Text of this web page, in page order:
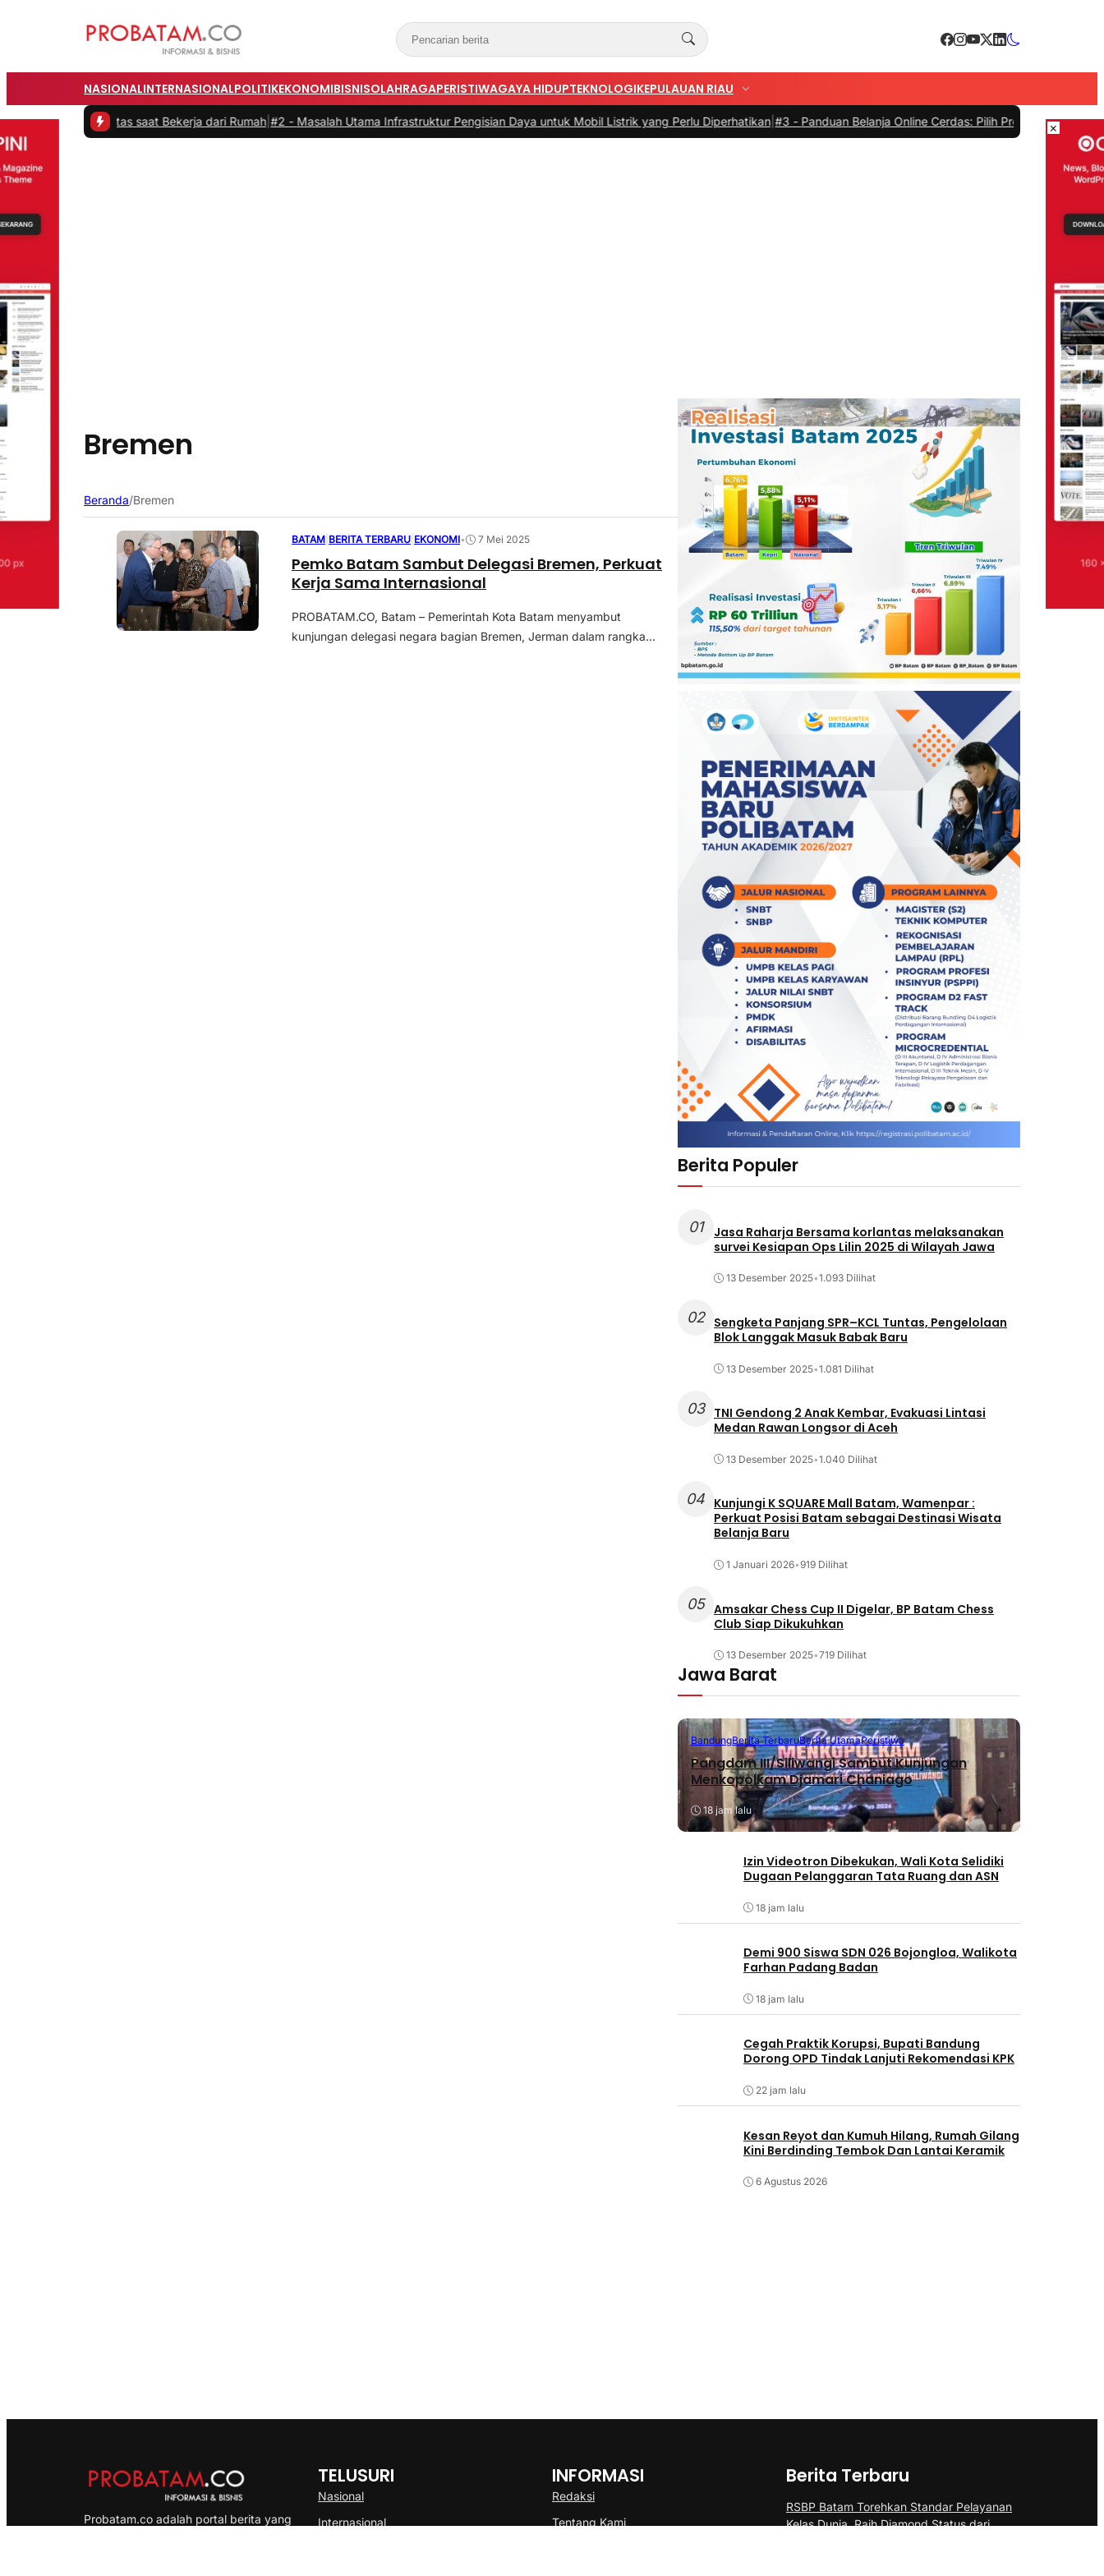
NASIONALINTERNASIONALPOLITIKEKONOMIBISNISOLAHRAGAPERISTIWAGAYA HIDUPTEKNOLOGIKEPULAUAN RIAU
saat Bekerja dari Rumah|#2 -Masalah Utama Infrastruktur Pengisian Daya untuk Mobil Listrik yang Perlu Diperhatikan|#3 -Panduan Belanja Online Cerdas: Pilih Produk dengan Bijak dan
Bremen
Beranda/Bremen
BATAM BERITA TERBARU EKONOMI• 7 Mei 2025
Pemko Batam Sambut Delegasi Bremen, Perkuat
Kerja Sama Internasional
PROBATAM.CO, Batam – Pemerintah Kota Batam menyambut
kunjungan delegasi negara bagian Bremen, Jerman dalam rangka...
Berita Populer
01
Jasa Raharja Bersama korlantas melaksanakan
survei Kesiapan Ops Lilin 2025 di Wilayah Jawa
13 Desember 2025•1.093 Dilihat
02
Sengketa Panjang SPR–KCL Tuntas, Pengelolaan
Blok Langgak Masuk Babak Baru
13 Desember 2025•1.081 Dilihat
03
TNI Gendong 2 Anak Kembar, Evakuasi Lintasi
Medan Rawan Longsor di Aceh
13 Desember 2025•1.040 Dilihat
04 Kunjungi K SQUARE Mall Batam, Wamenpar :
Perkuat Posisi Batam sebagai Destinasi Wisata
Belanja Baru
1 Januari 2026•919 Dilihat
05 Amsakar Chess Cup II Digelar, BP Batam Chess
Club Siap Dikukuhkan
13 Desember 2025•719 Dilihat
Jawa Barat
BandungBerita TerbaruBerita UtamaPeristiwa
Pangdam III/Siliwangi Sambut Kunjungan
Menkopolkam Djamari Chaniago
18 jam lalu
Izin Videotron Dibekukan, Wali Kota Selidiki
Dugaan Pelanggaran Tata Ruang dan ASN
18 jam lalu
Demi 900 Siswa SDN 026 Bojongloa, Walikota
Farhan Padang Badan
18 jam lalu
Cegah Praktik Korupsi, Bupati Bandung
Dorong OPD Tindak Lanjuti Rekomendasi KPK
22 jam lalu
Kesan Reyot dan Kumuh Hilang, Rumah Gilang
Kini Berdinding Tembok Dan Lantai Keramik
6 Agustus 2026
Probatam.co adalah portal berita yang
TELUSURI
Nasional
Internasional
INFORMASI
Redaksi
Tentang Kami
Berita Terbaru
RSBP Batam Torehkan Standar Pelayanan
Kelas Dunia, Raih Diamond Status dari
×